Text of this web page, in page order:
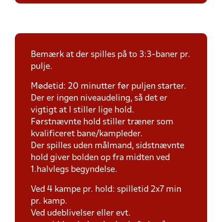
Bemærk at der spilles på to 3:3-baner pr.
pulje.
Mødetid: 20 minutter før puljen starter.
Der er ingen niveaudeling, så det er
vigtigt at I stiller lige hold.
Førstnævnte hold stiller træner som
kvalificeret bane/kampleder.
Der spilles uden målmand, sidstnævnte
hold giver bolden op fra midten ved
1.halvlegs begyndelse.
Ved 4 kampe pr. hold: spilletid 2x7 min
pr. kamp.
Ved udeblivelser eller evt.